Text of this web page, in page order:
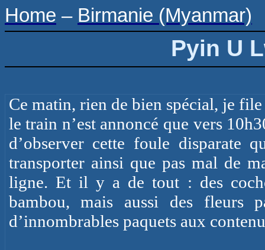
Home – Birmanie (Myanmar)
Pyin U
Ce matin, rien de bien spécial, je
le train n’est annoncé que vers
d’observer cette foule disparate
transporter ainsi que pas mal de
ligne. Et il y a de tout : des
bambou, mais aussi des fleurs
d’innombrables paquets aux